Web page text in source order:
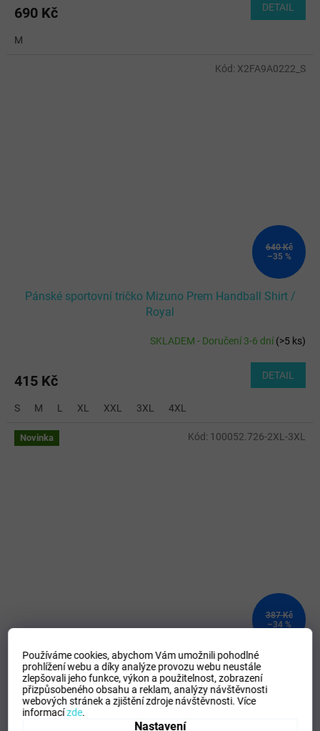
Používáme cookies, abychom Vám umožnili pohodlné
prohlížení webu a díky analýze provozu webu neustále
zlepšovali jeho funkce, výkon a použitelnost,zobrazení
přizpůsobeného obsahu a reklam, analýzy návštěvnosti
webových stránek a zjištění zdroje návštěvnosti.Více
informacízde.
Nastavení
690 Kč DETAIL
M
640 Kč
–35 %
Pánské sportovní tričko Mizuno Prem Handball Shirt /
Royal
SKLADEM - Doručení 3-6 dní(>5 ks)
415 Kč DETAIL
S M L XL XXL 3XL 4XL
Kód: X2FA9A0222_S
Novinka
387 Kč
–34 %
Pánské/Chlapecké sportovní tričko JOMA COMBI SHORT
SLEEVE T-SHIRT TURQUOISE
SKLADEM - Doručení 8-13 dní
Kód: 100052.726-2XL-3XL